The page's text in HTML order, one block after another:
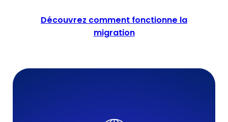
Découvrez comment fonctionne la
migration